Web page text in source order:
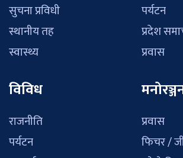
सुचना प्रविधी
स्थानीय तह
स्वास्थ्य
पर्यटन
प्रदेश
प्रवास
विविध
राजनीति
पर्यटन
प्रवास
फिचर /